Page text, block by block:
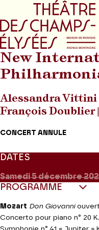
Aller au menu
New
Alessandra Vittini
François Doublier
CONCERT ANNULE
DATES
Samedi 5décembre
PROGRAMME
Mozart Don Giovanni
Concerto pour piano n° 20